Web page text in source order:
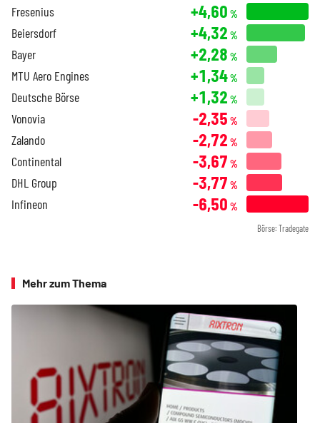
Fresenius +4,60 %
Beiersdorf +4,32 %
Bayer +2,28 %
MTU Aero Engines +1,34%
Deutsche Börse +1,32 %
Vonovia -2,35 %
Zalando -2,72 %
Continental -3,67 %
DHL Group -3,77 %
Infineon -6,50 %
Börse: Tradegate
Mehr zum Thema